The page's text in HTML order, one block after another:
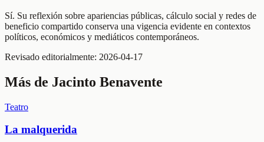
Sí. Su reflexión sobre apariencias públicas, cálculo social y redes de
beneficio compartido conserva una vigencia evidente en contextos
políticos, económicos y mediáticos contemporáneos.
Revisado editorialmente: 2026-04-17
Más de Jacinto Benavente
Teatro
La malquerida